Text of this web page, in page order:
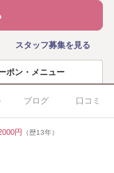
スタッフ募集を見る
ポン・メニュー
ブログ 口コミ
円 （歴13年）